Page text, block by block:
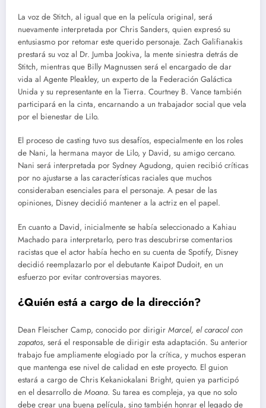
La voz de Stitch, al igual que en la película original, será
nuevamente interpretada por Chris Sanders, quien expresó su
entusiasmo por retomar este querido personaje. Zach Galifianakis
prestará su voz al Dr. Jumba Jookiva, la mente siniestra detrás de
Stitch, mientras que Billy Magnussen será el encargado de dar
vida al Agente Pleakley, un experto de la Federación Galáctica
Unida y su representante en la Tierra. Courtney B. Vance también
participará en la cinta, encarnando a un trabajador social que vela
por el bienestar de Lilo.
El proceso de casting tuvo sus desafíos, especialmente en los roles
de Nani, la hermana mayor de Lilo, y David, su amigo cercano.
Nani será interpretada por Sydney Agudong, quien recibió críticas
por no ajustarse a las características raciales que muchos
consideraban esenciales para el personaje. A pesar de las
opiniones, Disney decidió mantener a la actriz en el papel.
En cuanto a David, inicialmente se había seleccionado a Kahiau
Machado para interpretarlo, pero tras descubrirse comentarios
racistas que el actor había hecho en su cuenta de Spotify, Disney
decidió reemplazarlo por el debutante Kaipot Dudoit, en un
esfuerzo por evitar controversias mayores.
¿Quién está a cargo de la dirección?
Dean Fleischer Camp, conocido por dirigir Marcel, el caracol con
zapatos, será el responsable de dirigir esta adaptación. Su anterior
trabajo fue ampliamente elogiado por la crítica, y muchos esperan
que mantenga ese nivel de calidad en este proyecto. El guion
estará a cargo de Chris Kekaniokalani Bright, quien ya participó
en el desarrollo de Moana. Su tarea es compleja, ya que no solo
debe crear una buena película, sino también honrar el legado de